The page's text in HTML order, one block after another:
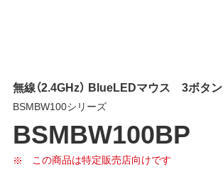
無線（2.4GHz） BlueLEDマウス 3ボタン
BSMBW100シリーズ
BSMBW100BP
この商品は特定販売店向けです